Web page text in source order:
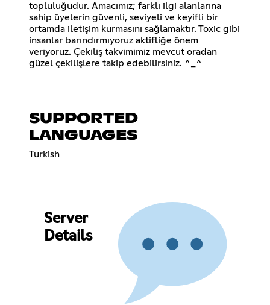
topluluğudur. Amacımız; farklı ilgi alanlarına
sahip üyelerin güvenli, seviyeli ve keyifli bir
ortamda iletişim kurmasını sağlamaktır. Toxic gibi
insanlar barındırmıyoruz aktifliğe önem
veriyoruz. Çekiliş takvimimiz mevcut oradan
güzel çekilişlere takip edebilirsiniz. ^_^
SUPPORTED
LANGUAGES
Turkish
Server
Details